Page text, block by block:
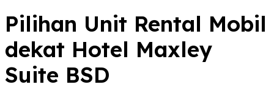
Pilihan Unit Rental Mobil
dekat Hotel Maxley
Suite BSD